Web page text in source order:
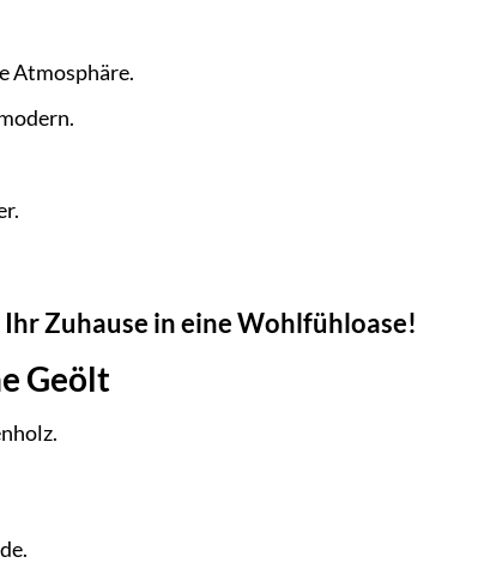
Atmosphäre.
Zuhause in eine Wohlfühloase!
Geölt